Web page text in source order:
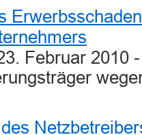
Februar 2010